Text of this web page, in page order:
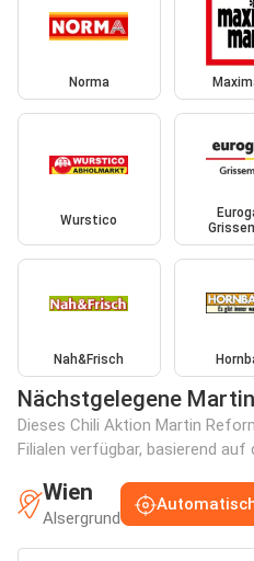
Norma
Wurstico
Nah&Frisch
Nächstgelegene
Dieses Chili Aktion Martin
Filialen verfügbar, basierend
Wien
Alsergrund